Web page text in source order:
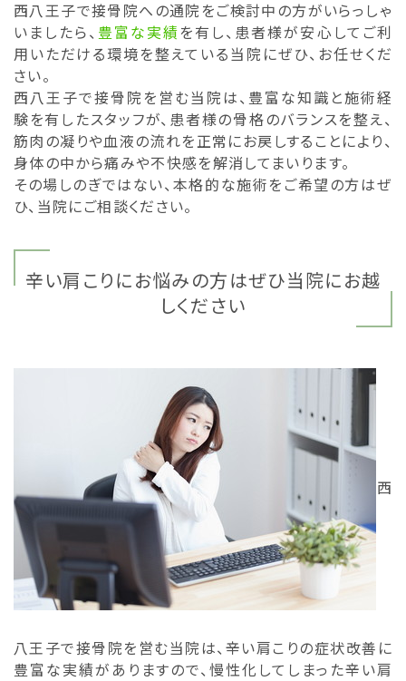
西八王子で接骨院への通院をご検討中の方がいらっしゃ
いましたら、 豊富な実績を有し、患者様が安心してご利
用いただける環境を整えている当院にぜひ、お任せくだ
さい。
西八王子で接骨院を営む当院は、豊富な知識と施術経
験を有したスタッフが、患者様の骨格のバランスを整え、
筋肉の凝りや血液の流れを正常にお戻しすることにより、
身体の中から痛みや不快感を解消してまいります。
その場しのぎではない、本格的な施術をご希望の方はぜ
ひ、当院にご相談ください。
辛い肩こりにお悩みの方はぜひ当院にお越
しください
西
八王子で接骨院を営む当院は、辛い肩こりの症状改善に
豊富な実績がありますので、慢性化してしまった辛い肩